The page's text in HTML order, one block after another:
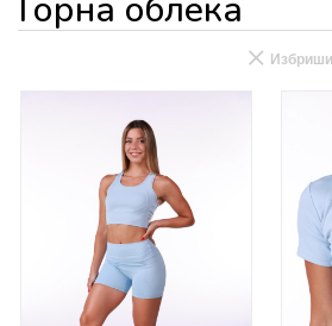
Горна облека